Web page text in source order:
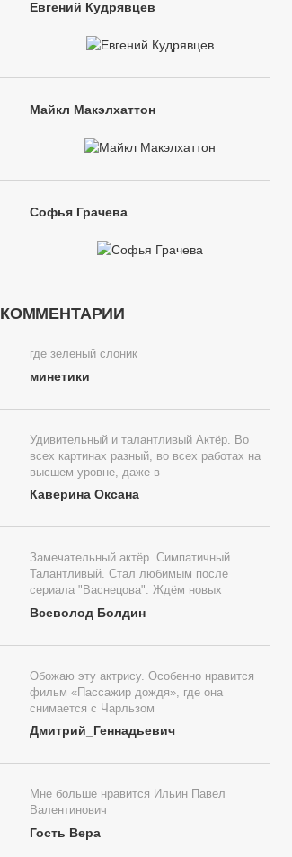
Евгений Кудрявцев
Майкл Макэлхаттон
Софья Грачева
КОММЕНТАРИИ
где зеленый слоник
минетики
Удивительный и талантливый Актёр. Во
всех картинах разный, во всех работах на
высшем уровне, даже в
Каверина Оксана
Замечательный актёр. Симпатичный.
Талантливый. Стал любимым после
сериала "Васнецова". Ждём новых
Всеволод Болдин
Обожаю эту актрису. Особенно нравится
фильм «Пассажир дождя», где она
снимается с Чарльзом
Дмитрий_Геннадьевич
Мне больше нравится Ильин Павел
Валентинович
Гость Вера